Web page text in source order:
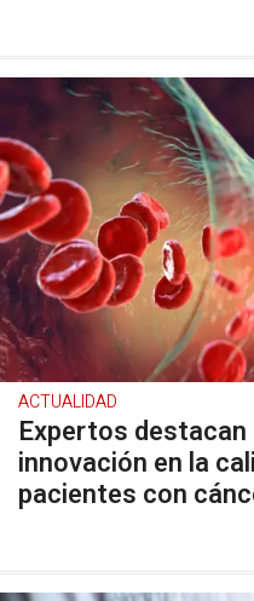
ACTUALIDAD
Expertos
innovación en la
pacientes con